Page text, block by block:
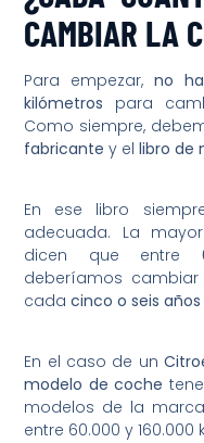
CAMBIAR LA
Para empezar, no
kilómetros para
Como siempre,
fabricante y ellibro de
En ese libro
adecuada. La
dicen que entre
deberíamos
cadacinco o seis años
En el caso de un
modelo de coche
modelos de la
entre 60.000 y 160.000